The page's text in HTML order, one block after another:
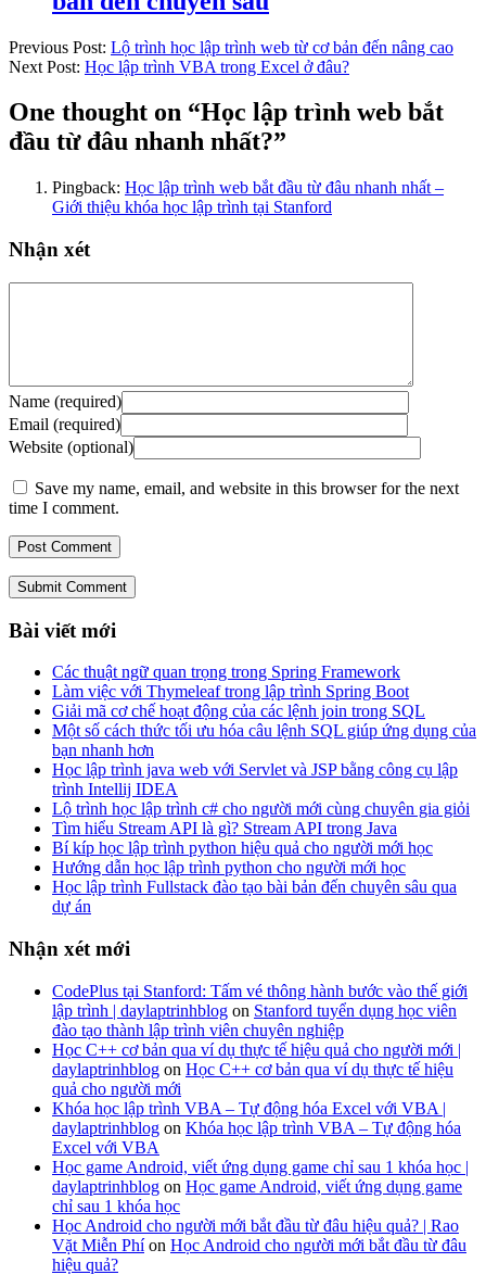
Previous Post: Lộ trình học lập trình web từ cơ bản đến nâng cao
Next Post: Học lập trình VBA trong Excel ở đâu?
One thought on “Học lập trình web bắt
đầu từ đâu nhanh nhất?”
Pingback: Học lập trình web bắt đầu từ đâu nhanh nhất –
Giới thiệu khóa học lập trình tại Stanford
Nhận xét
Name (required)
Email (required)
Website (optional)
Save my name, email, and website in this browser for the next
time I comment.
Submit Comment
Bài viết mới
Các thuật ngữ quan trọng trong Spring Framework
Làm việc với Thymeleaf trong lập trình Spring Boot
Giải mã cơ chế hoạt động của các lệnh join trong SQL
Một số cách thức tối ưu hóa câu lệnh SQL giúp ứng dụng của
bạn nhanh hơn
Học lập trình java web với Servlet và JSP bằng công cụ lập
trình Intellij IDEA
Lộ trình học lập trình c# cho người mới cùng chuyên gia giỏi
Tìm hiểu Stream API là gì? Stream API trong Java
Bí kíp học lập trình python hiệu quả cho người mới học
Hướng dẫn học lập trình python cho người mới học
Học lập trình Fullstack đào tạo bài bản đến chuyên sâu qua
dự án
Nhận xét mới
CodePlus tại Stanford: Tấm vé thông hành bước vào thế giới
lập trình | daylaptrinhblog on Stanford tuyển dụng học viên
đào tạo thành lập trình viên chuyên nghiệp
Học C++ cơ bản qua ví dụ thực tế hiệu quả cho người mới |
daylaptrinhblog on Học C++ cơ bản qua ví dụ thực tế hiệu
quả cho người mới
Khóa học lập trình VBA – Tự động hóa Excel với VBA |
daylaptrinhblog on Khóa học lập trình VBA – Tự động hóa
Excel với VBA
Học game Android, viết ứng dụng game chỉ sau 1 khóa học |
daylaptrinhblog on Học game Android, viết ứng dụng game
chỉ sau 1 khóa học
Học Android cho người mới bắt đầu từ đâu hiệu quả? | Rao
Vặt Miễn Phíon Học Android cho người mới bắt đầu từ đâu
hiệu quả?